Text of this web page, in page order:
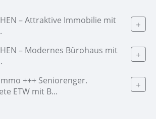
– Attraktive Immobilie mit
+
– Modernes Bürohaus mit
+
+++ Seniorenger.
ETW mit B...
+